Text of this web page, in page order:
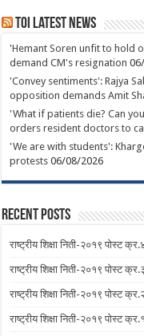
TOI Latest News
'Hemant Soren unfit to hold
demand CM's resignation
'Convey sentiments': Rajya
opposition demands Amit
'What if patients die? Can
orders resident doctors to
'We are with students':
protests 06/08/2026
Recent Posts
राष्ट्रीय शिक्षा निती-२०१९ पोस्ट
राष्ट्रीय शिक्षा निती-२०१९ पोस्ट
राष्ट्रीय शिक्षा निती-२०१९ पोस्ट
राष्ट्रीय शिक्षा निती-२०१९ पोस्ट क्र.१